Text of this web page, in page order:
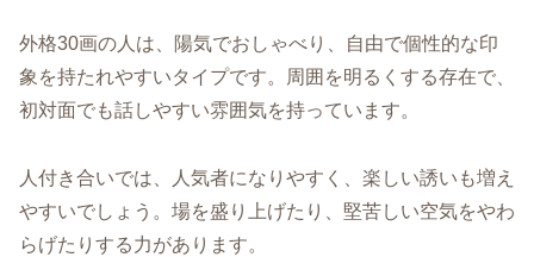
外格30画の人は、陽気でおしゃべり、自由で個性的な印
象を持たれやすいタイプです。周囲を明るくする存在で、
初対面でも話しやすい雰囲気を持っています。
人付き合いでは、人気者になりやすく、楽しい誘いも増え
やすいでしょう。場を盛り上げたり、堅苦しい空気をやわ
らげたりする力があります。